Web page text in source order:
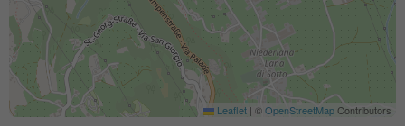
Leaflet | ©OpenStreetMapContributors